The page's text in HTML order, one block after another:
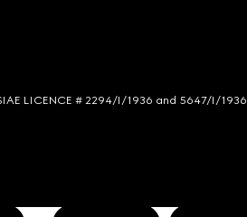
LICENCE # 2294/I/1936 and 5647/I/1936